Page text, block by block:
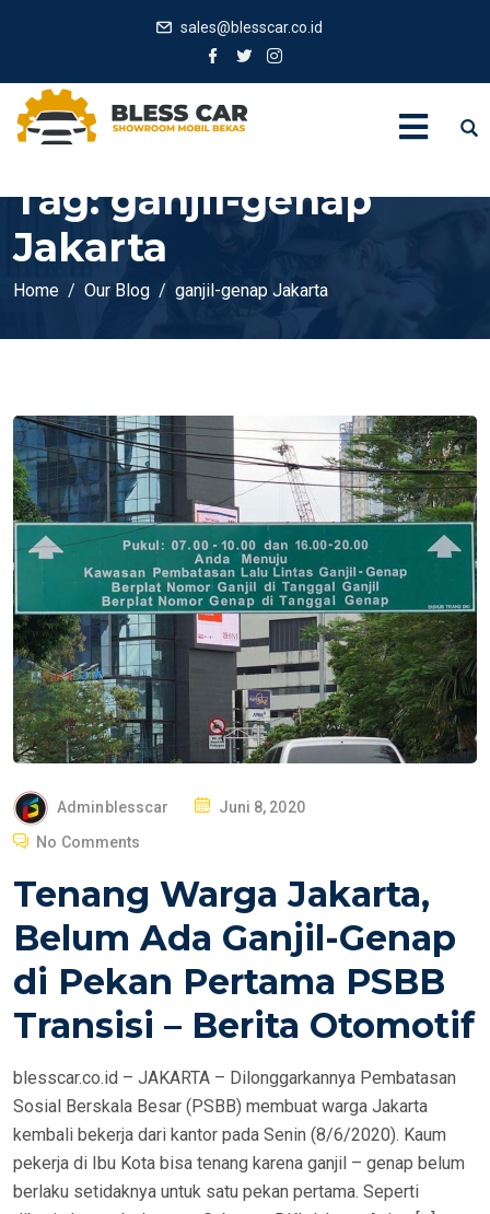
sales@blesscar.co.id
Tag:ganjil-genap
Jakarta
Home Our Blog ganjil-genap Jakarta
Adminblesscar
T
D
O
Juni 8, 2020
No Comments
Tenang Warga Jakarta,
Belum Ada Ganjil-Genap
di Pekan Pertama PSBB
Transisi – Berita Otomotif
blesscar.co.id – JAKARTA – Dilonggarkannya Pembatasan
Sosial Berskala Besar (PSBB) membuat warga Jakarta
kembali bekerja dari kantor pada Senin (8/6/2020). Kaum
pekerja di Ibu Kota bisa tenang karena ganjil – genap belum
berlaku setidaknya untuk satu pekan pertama. Seperti